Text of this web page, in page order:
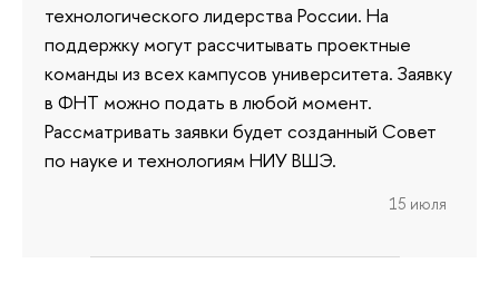
технологического лидерства России. На
поддержку могут рассчитывать проектные
команды из всех кампусов университета. Заявку
в ФНТ можно подать в любой момент.
Рассматривать заявки будет созданный Совет
по науке и технологиям НИУ ВШЭ.
15 июля